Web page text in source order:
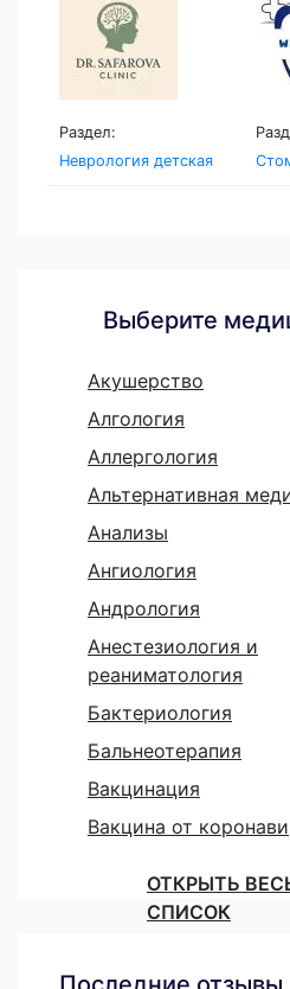
Раздел:
Неврология детская
Выберите
Акушерство
Алгология
Аллергология
Альтернативная
Анализы
Ангиология
Андрология
Анестезиология и
реаниматология
Бактериология
Бальнеотерапия
Вакцинация
Вакцина от
ОТКРЫТЬ
СПИСОК